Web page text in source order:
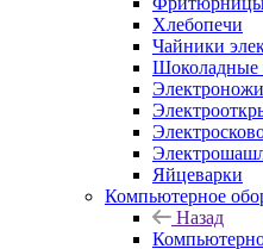
Хлебопечи
Чайники
Шоколадные
Электроножи
Яйцеварки
Компьютерное
Назад